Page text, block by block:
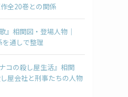
全20巻との関係
』相関図・登場人物｜
を通しで整理
コの殺し屋生活』相関
屋会社と刑事たちの人物